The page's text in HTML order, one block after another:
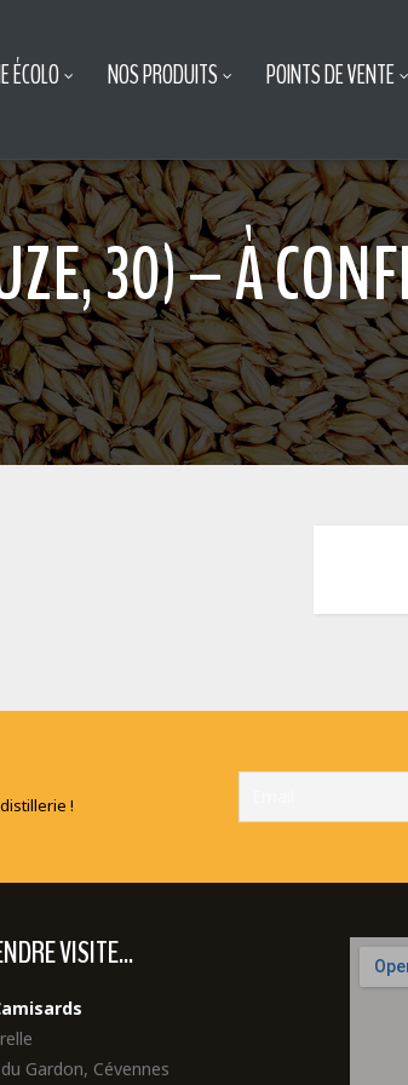
ÉCOLO NOS PRODUITS POINTS DE VENTE
30) – À
!
VISITE...
Gardon, Cévennes